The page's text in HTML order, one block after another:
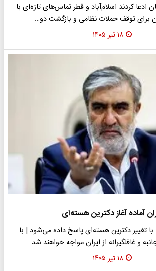
ادعا کردند اسلام‌آباد و قطر تماس‌های تازه‌ای با
برای توقف حملات نظامی و بازگشت دو…
۱۸ تیر ۱۴۰۵
آماده آغاز دکترین هسته‌ای
با تغییر دکترین هسته‌ای پاسخ داده می‌شود |‌ با
و غافلگیرانه از ایران مواجه خواهند شد
۱۸ تیر ۱۴۰۵